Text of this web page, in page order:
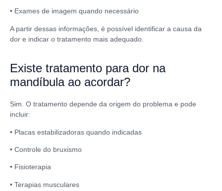
• Exames de imagem quando necessário
A partir dessas informações, é possível identificar a causa da
dor e indicar o tratamento mais adequado.
Existe tratamento para dor na
mandíbula ao acordar?
Sim. O tratamento depende da origem do problema e pode
incluir:
• Placas estabilizadoras quando indicadas
• Controle do bruxismo
• Fisioterapia
• Terapias musculares